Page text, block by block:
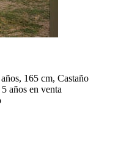
165 cm, Castaño
años en venta